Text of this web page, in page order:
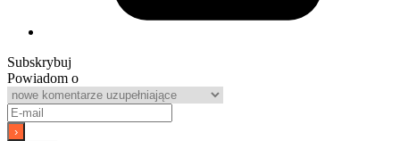
Subskrybuj
Powiadom o